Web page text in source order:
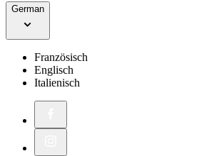
German
Französisch
Englisch
Italienisch